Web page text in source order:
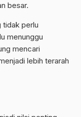
besar.
tidak perlu
menunggu
mencari
lebih terarah